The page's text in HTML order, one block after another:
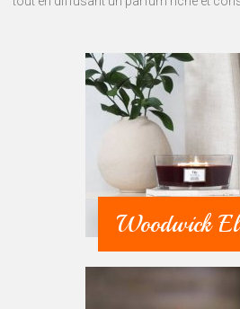
Woodwick